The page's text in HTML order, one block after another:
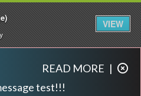
test!!!
READ MORE |
VIEW